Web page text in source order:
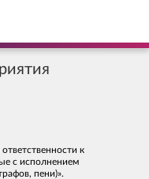
к
с исполнением
пени)».
doc, docx, pdf)
в соответствии с
г. № 152-ФЗ «О